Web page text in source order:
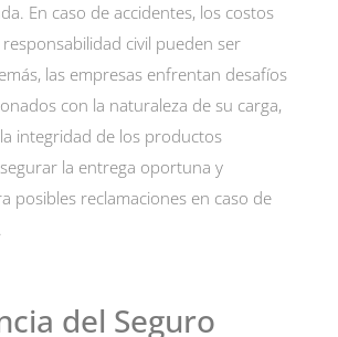
En caso de accidentes, los costos
civil pueden ser
las empresas enfrentan desafíos
con la naturaleza de su carga,
integridad de los productos
la entrega oportuna y
posibles reclamaciones en caso de
del Seguro